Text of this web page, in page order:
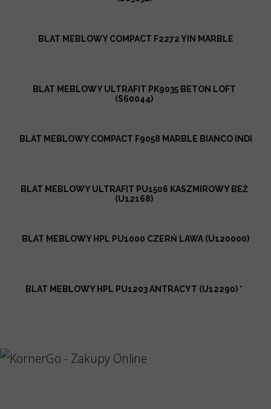
BLAT MEBLOWY COMPACT F2272 YIN MARBLE
BLAT MEBLOWY ULTRAFIT PK9035 BETON LOFT
(S60044)
BLAT MEBLOWY COMPACT F9058 MARBLE BIANCO INDI
BLAT MEBLOWY ULTRAFIT PU1506 KASZMIROWY BEŻ
(U12168)
BLAT MEBLOWY HPL PU1000 CZERŃ LAWA (U120000)
BLAT MEBLOWY HPL PU1203 ANTRACYT (U12290) *